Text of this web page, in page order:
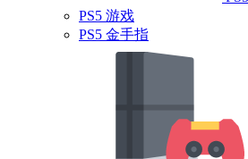
PS5 游戏
PS5 金手指